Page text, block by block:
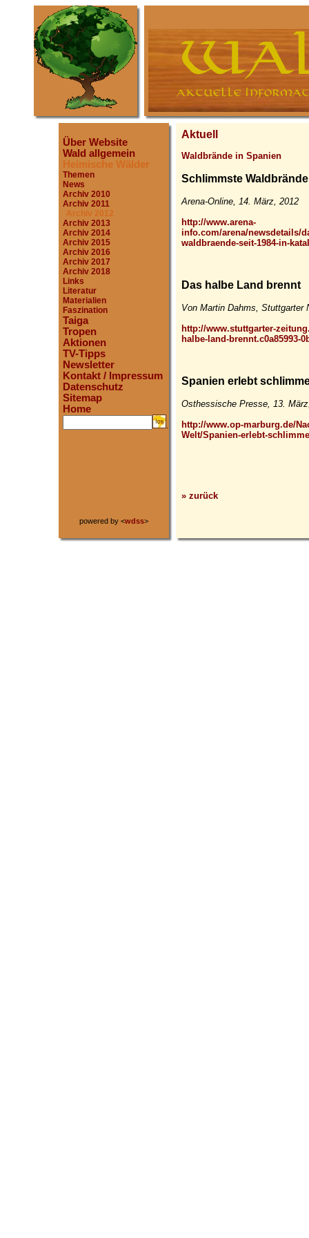
Über Website
Wald allgemein
Heimische Wälder
Themen
News
Archiv 2010
Archiv 2011
Archiv 2012
Archiv 2013
Archiv 2014
Archiv 2015
Archiv 2016
Archiv 2017
Archiv 2018
Links
Literatur
Materialien
Faszination
Taiga
Tropen
Aktionen
TV-Tipps
Newsletter
Kontakt / Impressum
Datenschutz
Sitemap
Home
.
powered by <wdss>
Aktuell
Waldbrände in Spanien
Schlimmste
Arena-Online, 14. März, 2012
http://www.arena-
info.com/arena/newsdetails/
waldbraende-seit-1984-in-
Das halbe Land brennt
Von Martin Dahms, Stuttgarter
http://www.stuttgarter-
halbe-land-brennt.c0a85993-
Spanien erlebt
Osthessische Presse, 13.
http://www.op-marburg.de/
Welt/Spanien-erlebt-
» zurück